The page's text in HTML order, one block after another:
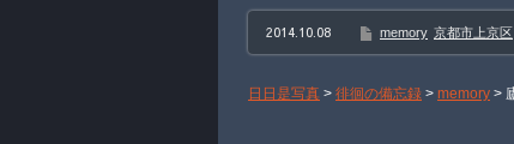
2014.10.08 memory 京都市上京区
日日是写真 > 徘徊の備忘録 > memory >